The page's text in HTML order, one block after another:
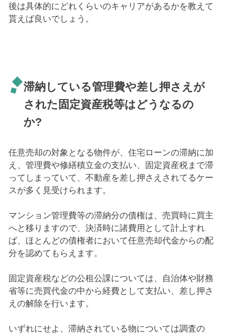
後は具体的にどれくらいのキャリアがあるかを教えて
貰えば良いでしょう。
滞納している管理費や差し押さえが
された固定資産税等はどうなるの
か?
任意売却の対象となる物件が、住宅ローンの滞納に加
え、管理費や修繕積立金の支払い、固定資産税まで滞
ってしまっていて、不動産を差し押さえされてるケー
スが多く見受けられます。
マンション管理費等の滞納分の債権は、売買時に買主
へと移りますので、決済時に諸費用として計上すれ
ば、ほとんどの債権者において任意売却代金からの配
分を認めてもらえます。
固定資産税などの公租公課については、自治体や財務
省等に売買代金の中から経費として支払い、差し押さ
えの解除を行います。
いずれにせよ、滞納されている物については調査の